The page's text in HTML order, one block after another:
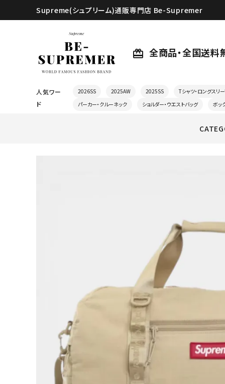
Supreme(シュプリーム)通販専門店 Be-Supremer
card_giftcard 全商品・全国送料
人気ワー
ド
2026SS 2025AW 2025SS
Tシャツ・ロングスリ
パーカー・クルーネック
ショルダー・ウエストバッグ ボッ
Tシャツ・ロングスリーブ